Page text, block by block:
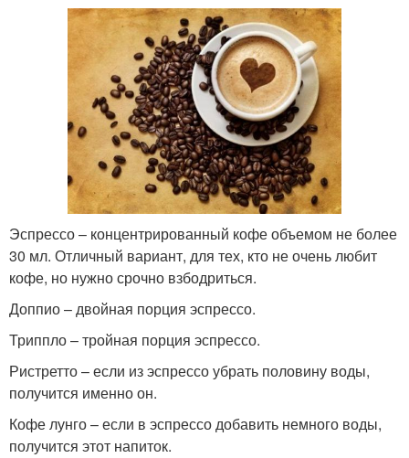
Эспрессо – концентрированный кофе объемом не более
30 мл. Отличный вариант, для тех, кто не очень любит
кофе, но нужно срочно взбодриться.
Доппио – двойная порция эспрессо.
Триппло – тройная порция эспрессо.
Ристретто – если из эспрессо убрать половину воды,
получится именно он.
Кофе лунго – если в эспрессо добавить немного воды,
получится этот напиток.